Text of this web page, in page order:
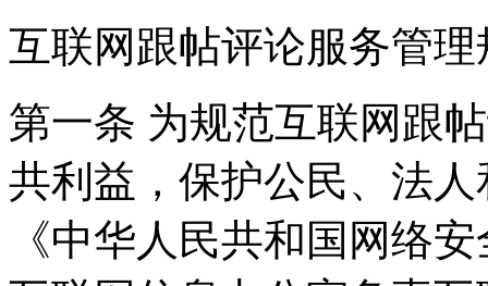
互联网跟帖评论服务管理
第一条 为规范互联网跟
共利益，保护公民、法
《中华人民共和国网络